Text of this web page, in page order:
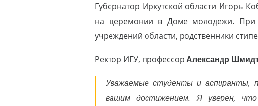
Губернатор Иркутской области Игорь
на церемонии в Доме молодежи. При
учреждений области, родственники
Ректор ИГУ, профессорАлександр
Уважаемые студенты и аспиранты,
вашим достижением. Я уверен,